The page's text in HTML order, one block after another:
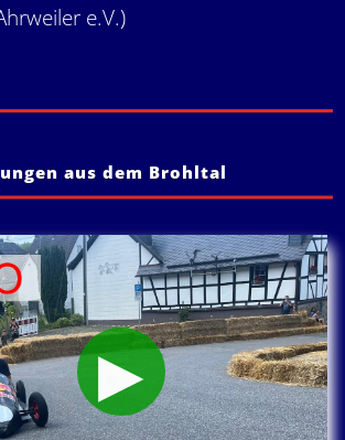
e.V.)
aus dem Brohltal